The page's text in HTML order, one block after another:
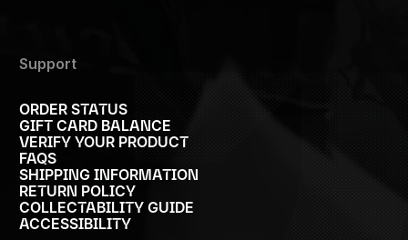
Support
ORDER STATUS
GIFT CARD BALANCE
VERIFY YOUR PRODUCT
FAQS
SHIPPING INFORMATION
RETURN POLICY
COLLECTABILITY GUIDE
ACCESSIBILITY